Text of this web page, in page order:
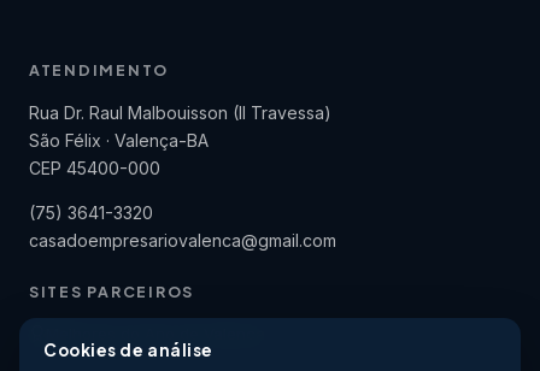
ATENDIMENTO
Rua Dr. Raul Malbouisson (II Travessa)
São Félix · Valença-BA
CEP 45400-000
(75) 3641-3320
casadoempresariovalenca@gmail.com
SITES PARCEIROS
Cookies de análise